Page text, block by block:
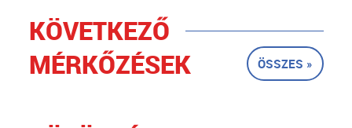
KÖVETKEZŐ
MÉRKŐZÉSEK
ÖSSZES »